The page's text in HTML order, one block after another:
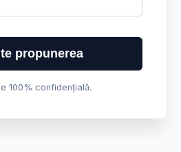
propunerea
100% confidențială.